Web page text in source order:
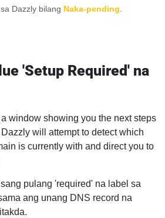
Dazzly bilang Naka-pending
'Setup Required' na
window showing you the next steps
will attempt to detect which
is currently with and direct you to
pulang 'required' na label sa
ang unang DNS record na